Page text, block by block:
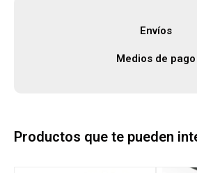
Envíos
Medios de pago
Productos que te pueden